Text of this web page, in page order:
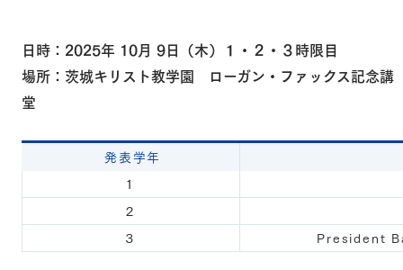
日時：2025年 10月 9日（木）１・２・３時限目
場所：茨城キリスト教学園 ローガン・ファックス記念講
堂
発表学年
１
２
３
President